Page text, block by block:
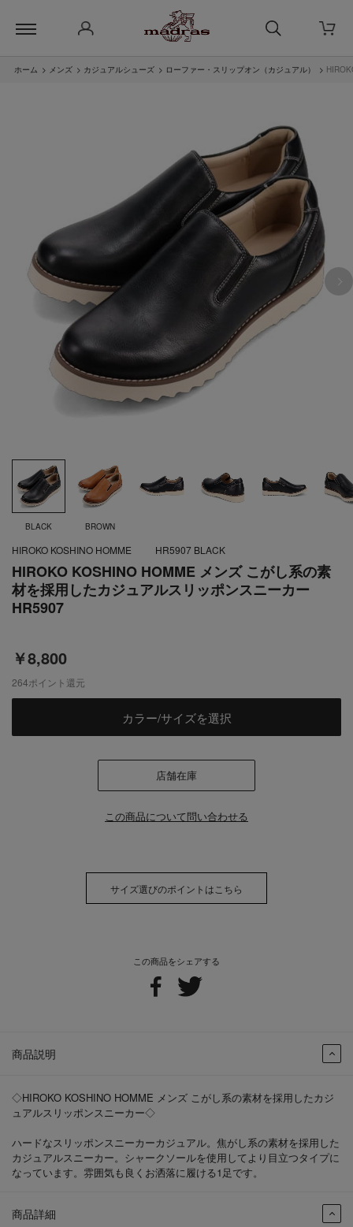
ホーム > メンズ > カジュアルシューズ > ローファー・スリップオン（カジュアル） >
BLACK BROWN
HIROKO KOSHINO HOMME メンズ こがし系の素
材を採用したカジュアルスリッポンスニーカー
HR5907
￥8,800
商品詳細
この商品をシェアする
商品説明
◇HIROKO KOSHINO HOMME メンズ こがし系の素材を採用したカジ
ュアルスリッポンスニーカー◇
ハードなスリッポンスニーカーカジュアル。焦がし系の素材を採用した
カジュアルスニーカー。シャークソールを使用してより目立つタイプに
なっています。雰囲気も良くお洒落に履ける1足です。
HIROKO KOSHINO HOMME HR5907 BLACK
264ポイント還元
カラー/サイズを選択
店舗在庫
この商品について問い合わせる
サイズ選びのポイントはこちら